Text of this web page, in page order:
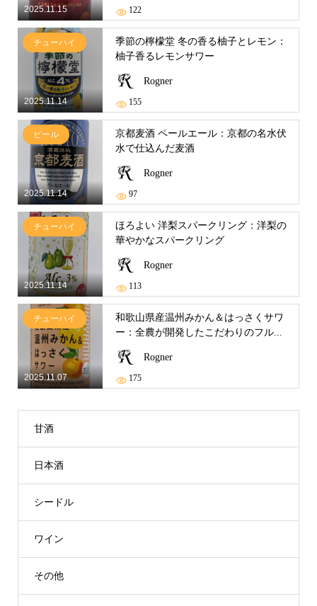
2025.11.15 122
2025.11.14
チューハイ
季節の檸檬堂 冬の香る柚子とレモン：
柚子香るレモンサワー
Rogner
155
2025.11.14
ビール
京都麦酒 ペールエール：京都の名水伏
水で仕込んだ麦酒
Rogner
97
2025.11.14
チューハイ
ほろよい 洋梨スパークリング：洋梨の
華やかなスパークリング
Rogner
113
2025.11.07
チューハイ
和歌山県産温州みかん＆はっさくサワ
ー：全農が開発したこだわりのフル...
Rogner
175
甘酒
日本酒
シードル
ワイン
その他